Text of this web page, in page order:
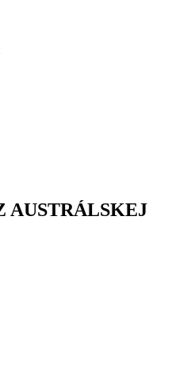
AUSTRÁLSKEJ